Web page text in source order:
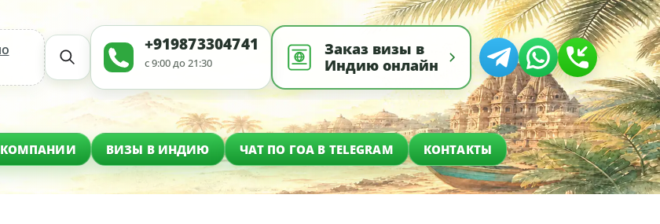
+919873304741
с 9:00 до 21:30
Заказ визы в
Индию онлайн
ВИЗЫ В ИНДИЮ ЧАТ ПО ГОА В TELEGRAM КОНТАКТЫ